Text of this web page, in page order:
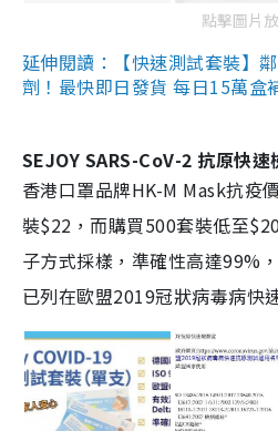
點擊圖片
延伸閱讀：【快速測試套裝】
劑！最快即日發貨 每日15萬盒
SEJOY SARS-CoV-2 抗原快速
香港口罩品牌HK-M Mask抗疫
裝$22，而購買500套裝低至
子方式採樣，準確性高達99%
已列在歐盟2019冠狀病毒病快